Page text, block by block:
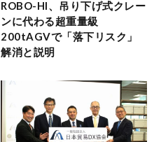
ROBO-HI、吊り下げ式クレー
ンに代わる超重量級
200tAGVで「落下リスク」
解消と説明